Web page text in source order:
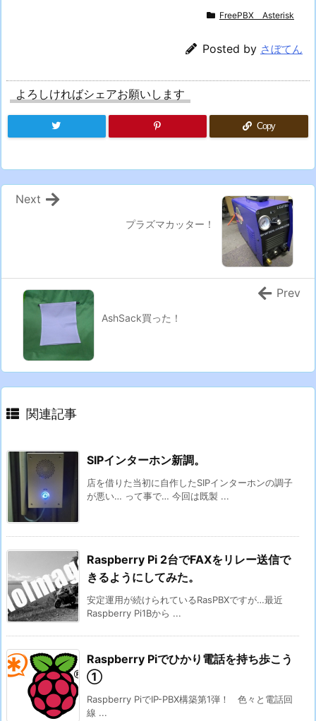
FreePBX Asterisk
Posted by さぼてん
よろしければシェアお願いします
Copy
プラズマカッター！
Next
AshSack買った！
Prev
関連記事
SIPインターホン新調。
店を借りた当初に自作したSIPインターホンの調子
が悪い… って事で… 今回は既製 ...
Raspberry Pi 2台でFAXをリレー送信で
きるようにしてみた。
安定運用が続けられているRasPBXですが…最近
Raspberry Pi1Bから ...
Raspberry Piでひかり電話を持ち歩こう
①
Raspberry PiでIP-PBX構築第1弾！ 色々と電話回
線 ...